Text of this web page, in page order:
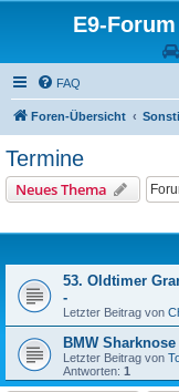
E9-
FAQ
Foren-Übersicht
Termine
Neues Thema
53. Oldtimer
-
Letzter Beitrag von
BMW
Letzter Beitrag von
Antworten: 1